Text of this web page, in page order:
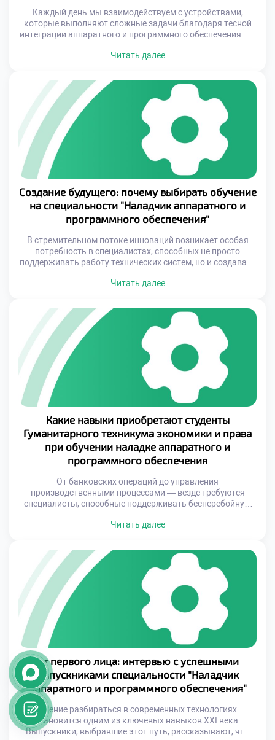
Каждый день мы взаимодействуем с устройствами,
которые выполняют сложные задачи благодаря тесной
интеграции аппаратного и программного обеспечения. От
устройством стоит слаженная работа «железа» и кода.
технологий напрямую зависит от профессионалов,
способных наладить их взаимодействие. Сегодня IT-сфера
переживает эпоху стремительных […]
Читать далее
Создание будущего: почему выбирать обучение
на специальности "Наладчик аппаратного и
программного обеспечения"
В стремительном потоке инноваций возникает особая
потребность в специалистах, способных не просто
поддерживать работу технических систем, но и создавать
Профессия наладчика аппаратного и программного
технической экспертизы и креативного подхода к
решению проблем. В мире, где каждое устройство
становится умнее, а каждый процесс автоматизируется,
роль […]
Читать далее
Какие навыки приобретают студенты
Гуманитарного техникума экономики и права
при обучении наладке аппаратного и
программного обеспечения
От банковских операций до управления
производственными процессами — везде требуются
специалисты, способные поддерживать бесперебойную
формируются в Гуманитарном техникуме экономики и
по наладке аппаратного и программного обеспечения.
Это не просто обучение работе с компьютерами или
сетями — это погружение в сложный мир IT, где […]
Читать далее
От первого лица: интервью с успешными
выпускниками специальности "Наладчик
аппаратного и программного обеспечения"
Умение разбираться в современных технологиях
становится одним из ключевых навыков XXI века.
Выпускники, выбравшие этот путь, рассказывают, что